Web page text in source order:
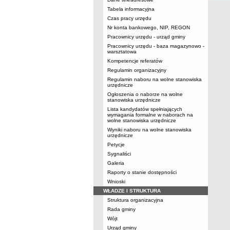
Tabela informacyjna
Czas pracy urzędu
Nr konta bankowego, NIP, REGON
Pracownicy urzędu - urząd gminy
Pracownicy urzędu - baza magazynowo -
warsztatowa
Kompetencje referatów
Regulamin organizacyjny
Regulamin naboru na wolne stanowiska
urzędnicze
Ogłoszenia o naborze na wolne
stanowiska urzędnicze
Lista kandydatów spełniających
wymagania formalne w naborach na
wolne stanowiska urzędnicze
Wyniki naboru na wolne stanowiska
urzędnicze
Petycje
Sygnaliści
Galeria
Raporty o stanie dostępności
Wnioski
WŁADZE I STRUKTURA
Struktura organizacyjna
Rada gminy
Wójt
Urząd gminy